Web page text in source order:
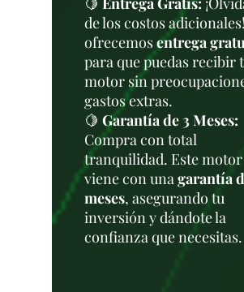
de los costos
ofrecemosentrega
para que puedas recibir
motor sin
gastos extras.
🍋 Garantía de 3 Meses:
Compra con total
tranquilidad. Este motor
viene con unagarantía
meses, asegurando tu
inversión y dándote la
confianza que necesitas.